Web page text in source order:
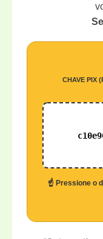
CHAVE PIX
☝️ Pressione o